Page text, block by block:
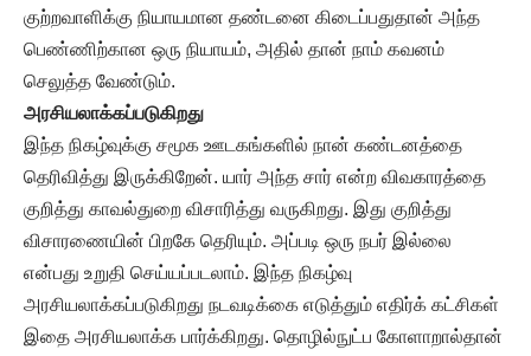
குற்றவாளிக்கு நியாயமான தண்டனை கிடைப்பதுதான் அந்த
பெண்ணிற்கான ஒரு நியாயம், அதில் தான் நாம் கவனம்
செலுத்த வேண்டும்.
அரசியலாக்கப்படுகிறது
இந்த நிகழ்வுக்கு சமூக ஊடகங்களில் நான் கண்டனத்தை
தெரிவித்து இருக்கிறேன். யார் அந்த சார் என்ற விவகாரத்தை
குறித்து காவல்துறை விசாரித்து வருகிறது. இது குறித்து
விசாரணையின் பிறகே தெரியும். அப்படி ஒரு நபர் இல்லை
என்பது உறுதி செய்யப்படலாம். இந்த நிகழ்வு
அரசியலாக்கப்படுகிறது நடவடிக்கை எடுத்தும் எதிர்க் கட்சிகள்
இதை அரசியலாக்க பார்க்கிறது. தொழில்நுட்ப கோளாறால்தான்